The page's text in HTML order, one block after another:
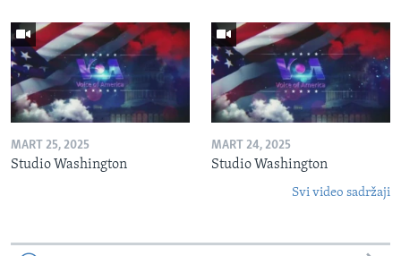
MART 25, 2025
Studio Washington
MART 24, 2025
Studio Washington
Svi video sadržaji